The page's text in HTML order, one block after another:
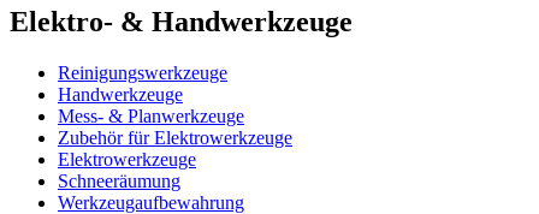
Elektro- & Handwerkzeuge
Reinigungswerkzeuge
Handwerkzeuge
Mess- & Planwerkzeuge
Zubehör für Elektrowerkzeuge
Elektrowerkzeuge
Schneeräumung
Werkzeugaufbewahrung